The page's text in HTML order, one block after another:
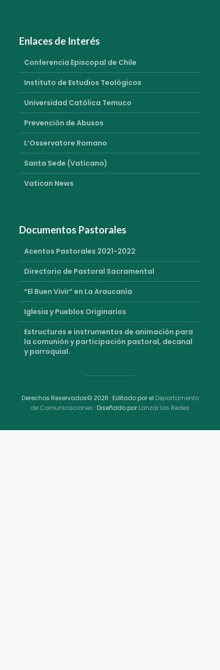
Enlaces de Interés
Conferencia Episcopal de Chile
Instituto de Estudios Teológicos
Universidad Católica Temuco
Prevención de Abusos
L’Osservatore Romano
Santa Sede (Vaticano)
Vatican News
Documentos Pastorales
Acentos Pastorales 2021-2022
Directorio de Pastoral Sacramental
“El Buen Vivir” en La Araucanía
Iglesia y Pueblos Originarios
Estructuras e instrumentos de animación para
la comunión y participación pastoral, decanal
y parroquial.
Derechos Reservados© 2026 · Editado por el Departamento
de Comunicaciones · Diseñado por Lanzar las Redes